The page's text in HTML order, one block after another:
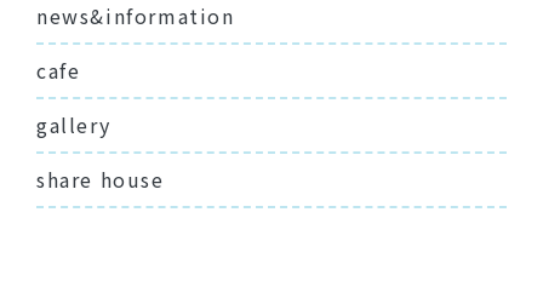
news&information
cafe
gallery
share house